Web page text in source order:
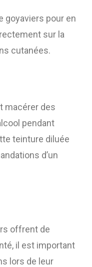
goyaviers pour en
sur la
cutanées.
macérer des
pendant
teinture diluée
d’un
offrent de
il est important
lors de leur